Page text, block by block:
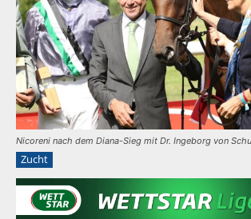
Nicoreni nach dem Diana-Sieg mit Dr. Ingeborg von
Zucht